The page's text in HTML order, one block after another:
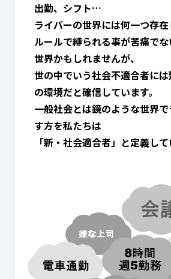
出勤、シフト…
ライバーの世界には何一つ存在
ルールで縛られる事が苦痛で
世界かもしれませんが、
世の中でいう社会不適合者に
の環境だと確信しています。
一般社会とは鏡のような世界
す方を私たちは
「新・社会適合者」と定義して